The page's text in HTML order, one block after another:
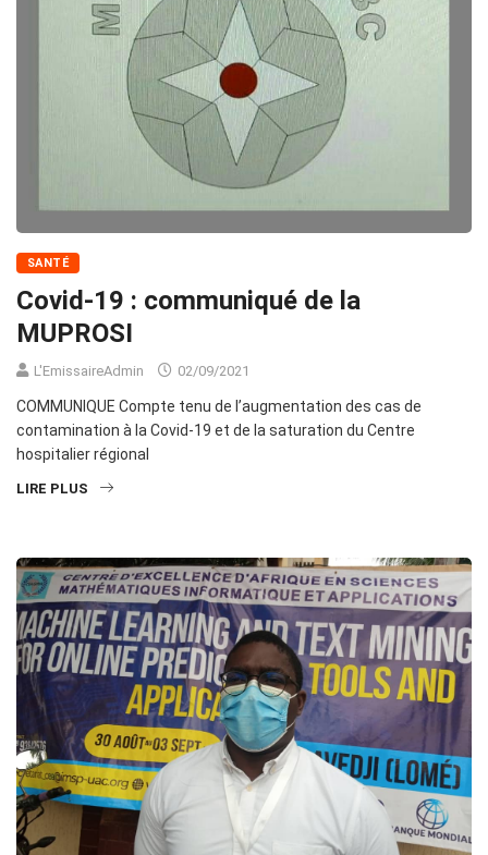
SANTÉ
Covid-19 : communiqué de la
MUPROSI
L'EmissaireAdmin 02/09/2021
COMMUNIQUE Compte tenu de l’augmentation des cas de
contamination à la Covid-19 et de la saturation du Centre
hospitalier régional
LIRE PLUS